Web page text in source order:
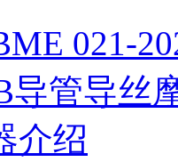
021-
导管导丝
介绍